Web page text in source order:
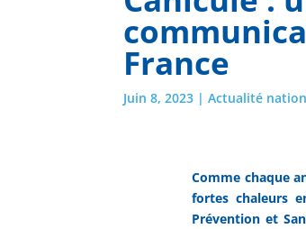
France
Juin 8, 2023 |Actualité
Comme chaque
fortes chaleurs
Prévention et